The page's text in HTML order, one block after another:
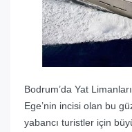
Bodrum’da Yat
Ege’nin incisi olan bu
yabancı turistler için